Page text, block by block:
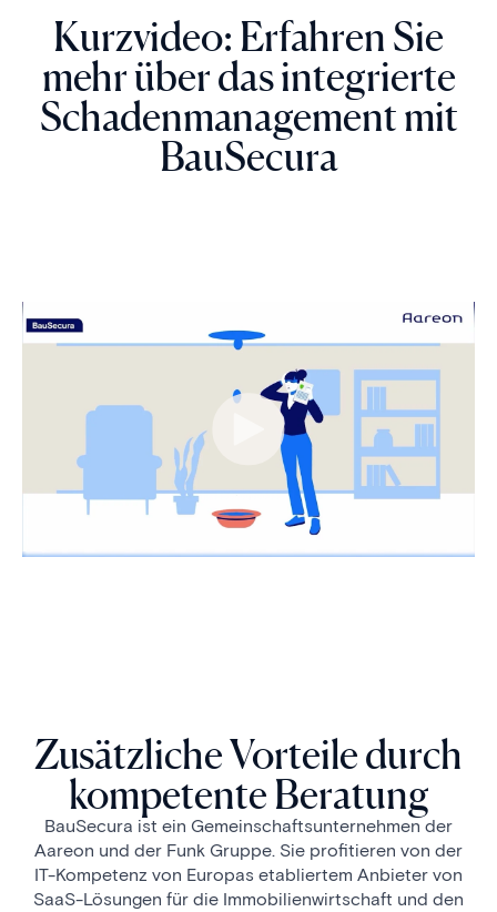
Kurzvideo: Erfahren Sie
mehr über das integrierte
Schadenmanagement mit
BauSecura
Zusätzliche Vorteile durch
kompetente Beratung
BauSecura ist ein Gemeinschaftsunternehmen der
Aareon und der Funk Gruppe. Sie profitieren von der
IT-Kompetenz von Europas etabliertem Anbieter von
SaaS-Lösungen für die Immobilienwirtschaft und den